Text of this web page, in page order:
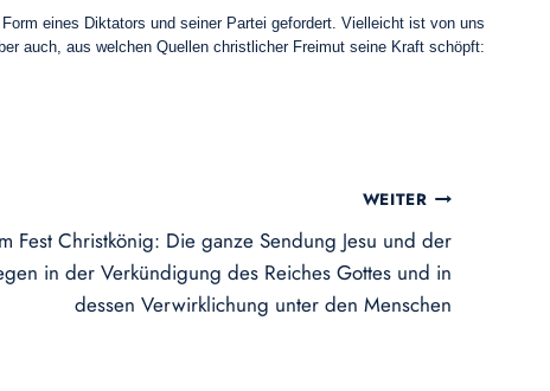
eines Diktators und seiner Partei gefordert. Vielleicht ist von uns
auch, aus welchen Quellen christlicher Freimut seine Kraft schöpft:
WEITER
Fest Christkönig: Die ganze Sendung Jesu und der
in der Verkündigung des Reiches Gottes und in
dessen Verwirklichung unter den Menschen